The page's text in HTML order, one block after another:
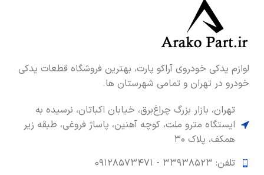
لوازم یدکی خودروی آراکو پارت، بهترین فروشگاه قطعات یدکی
خودرو در تهران و تمامی شهرستان ها.
تهران، بازار بزرگ چراغ‌برق، خیابان اکباتان، نرسیده به
ایستگاه مترو ملت، کوچه آهنین، پاساژ فروغی، طبقه زیر
همکف، پلاک ۳۰
تلفن: ۳۳۹۳۸۵۲۳ -
۰۹۱۲۸۵۷۳۴۷۱